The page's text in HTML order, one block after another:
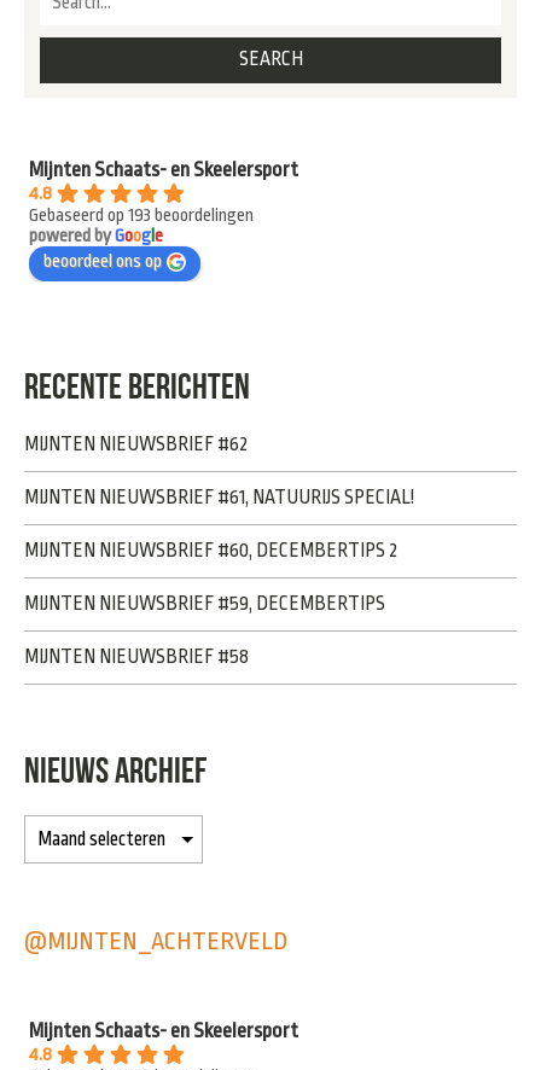
Mijnten Schaats- en Skeelersport
4.8
Gebaseerd op 193 beoordelingen
powered byGooge
beoordeel ons op
RECENTE BERICHTEN
MIJNTEN NIEUWSBRIEF #62
MIJNTEN NIEUWSBRIEF #61, NATUURIJS SPECIAL!
MIJNTEN NIEUWSBRIEF #60, DECEMBERTIPS 2
MIJNTEN NIEUWSBRIEF #59, DECEMBERTIPS
MIJNTEN NIEUWSBRIEF #58
NIEUWS ARCHIEF
@MIJNTEN_ACHTERVELD
Mijnten Schaats- en Skeelersport
4.8